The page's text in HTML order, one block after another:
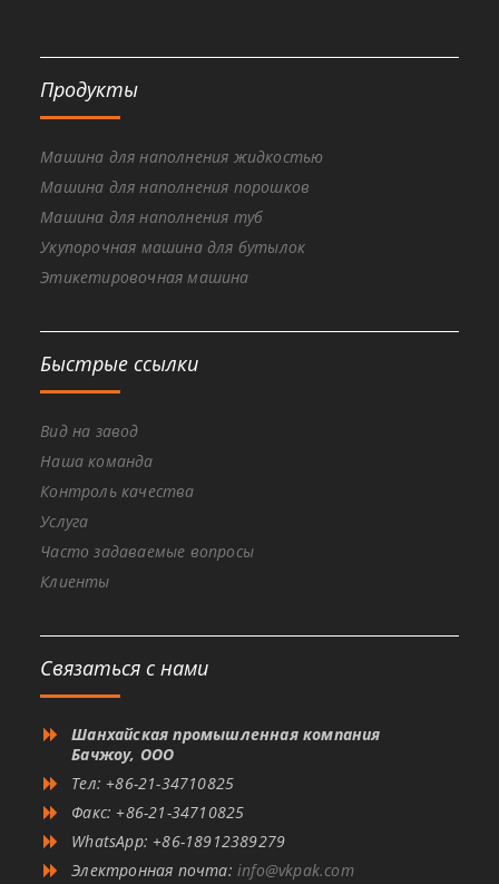
Продукты
Машина для наполнения жидкостью
Машина для наполнения порошков
Машина для наполнения туб
Укупорочная машина для бутылок
Этикетировочная машина
Быстрые ссылки
Вид на завод
Наша команда
Контроль качества
Услуга
Часто задаваемые вопросы
Клиенты
Связаться с нами
Шанхайская промышленная компания
Бачжоу, ООО
Тел: +86-21-34710825
Факс: +86-21-34710825
WhatsApp: +86-18912389279
Электронная почта:info@vkpak.com